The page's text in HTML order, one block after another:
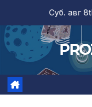
content
Суб. авг